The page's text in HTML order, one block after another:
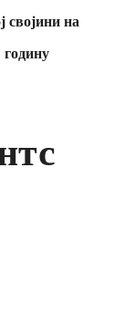
својини на